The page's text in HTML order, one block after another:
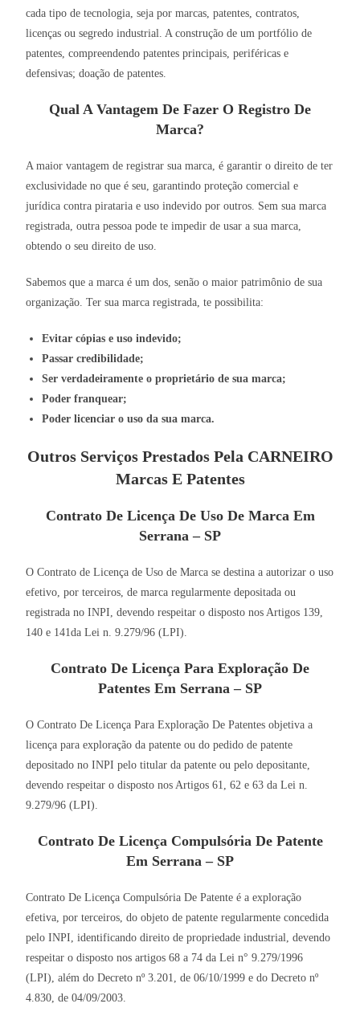
cada tipo de tecnologia, seja por marcas, patentes, contratos,
licenças ou segredo industrial. A construção de um portfólio de
patentes, compreendendo patentes principais, periféricas e
defensivas; doação de patentes.
Qual A Vantagem De Fazer O Registro De
Marca?
A maior vantagem de registrar sua marca, é garantir o direito de ter
exclusividade no que é seu, garantindo proteção comercial e
jurídica contra pirataria e uso indevido por outros. Sem sua marca
registrada, outra pessoa pode te impedir de usar a sua marca,
obtendo o seu direito de uso.
Sabemos que a marca é um dos, senão o maior patrimônio de sua
organização. Ter sua marca registrada, te possibilita:
Evitar cópias e uso indevido;
Passar credibilidade;
Ser verdadeiramente o proprietário de sua marca;
Poder franquear;
Poder licenciar o uso da sua marca.
Outros Serviços Prestados Pela CARNEIRO
Marcas E Patentes
Contrato De Licença De Uso De Marca Em
Serrana – SP
O Contrato de Licença de Uso de Marca se destina a autorizar o uso
efetivo, por terceiros, de marca regularmente depositada ou
registrada no INPI, devendo respeitar o disposto nos Artigos 139,
140 e 141da Lei n. 9.279/96 (LPI).
Contrato De Licença Para Exploração De
Patentes Em Serrana – SP
O Contrato De Licença Para Exploração De Patentes objetiva a
licença para exploração da patente ou do pedido de patente
depositado no INPI pelo titular da patente ou pelo depositante,
devendo respeitar o disposto nos Artigos 61, 62 e 63 da Lei n.
9.279/96 (LPI).
Contrato De Licença Compulsória De Patente
Em Serrana – SP
Contrato De Licença Compulsória De Patente é a exploração
efetiva, por terceiros, do objeto de patente regularmente concedida
pelo INPI, identificando direito de propriedade industrial, devendo
respeitar o disposto nos artigos 68 a 74 da Lei n° 9.279/1996
(LPI), além do Decreto nº 3.201, de 06/10/1999 e do Decreto nº
4.830, de 04/09/2003.